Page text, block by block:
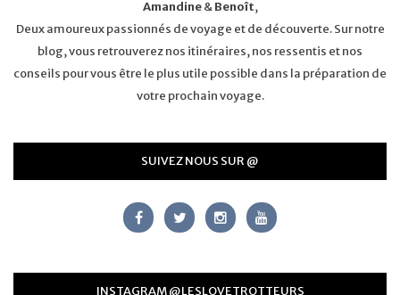
Amandine&Benoît,
Deux amoureux passionnés de voyage et de découverte. Sur notre
blog, vous retrouverez nos itinéraires, nos ressentis et nos
conseils pour vous être le plus utile possible dans la préparation de
votre prochain voyage.
SUIVEZ NOUS SUR @
INSTAGRAM @LESLOVETROTTEURS